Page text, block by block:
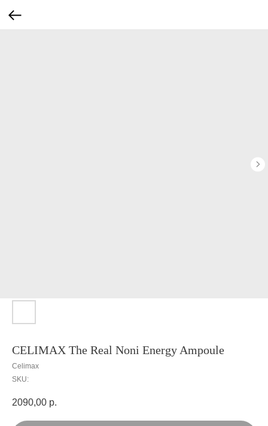
CELIMAX The Real Noni Energy Ampoule
Celimax
SKU:
2090,00 р.